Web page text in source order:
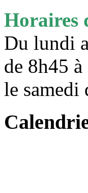
Horaires
Du lundi
de 8h45
le